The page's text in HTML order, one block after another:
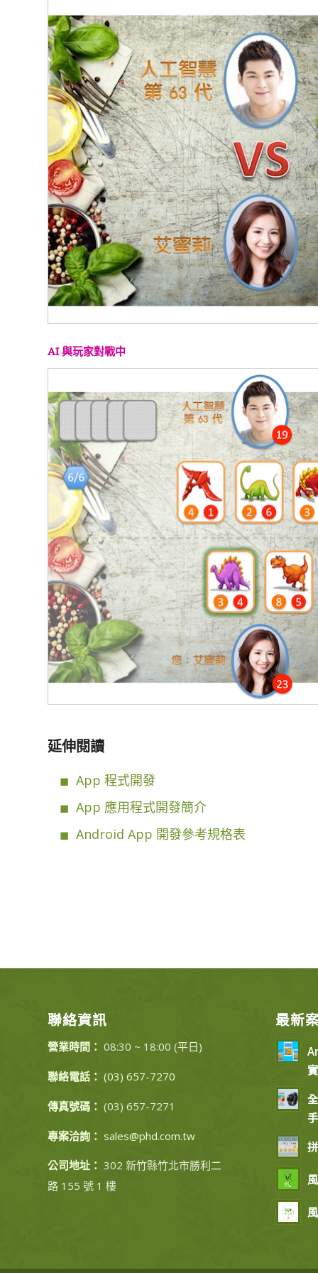
AI 與玩家對戰中
延伸閱讀
App 程式開發
App 應用程式開發簡介
Android App 開發參考規格表
聯絡資訊
營業時間： 08:30 ~ 18:00 (平日)
聯絡電話： (03) 657-7270
傳真號碼： (03) 657-7271
專案洽詢： sales@phd.com.tw
公司地址： 302 新竹縣竹北市勝利二
路 155 號 1 樓
最新